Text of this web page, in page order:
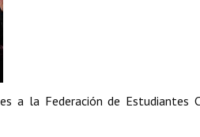
a la Federación de Estudiantes